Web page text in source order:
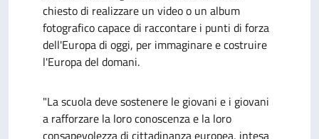
chiesto di realizzare un video o un album
fotografico capace di raccontare i punti di forza
dell'Europa di oggi, per immaginare e costruire
l'Europa del domani.
"La scuola deve sostenere le giovani e i giovani
a rafforzare la loro conoscenza e la loro
consapevolezza di cittadinanza europea, intesa